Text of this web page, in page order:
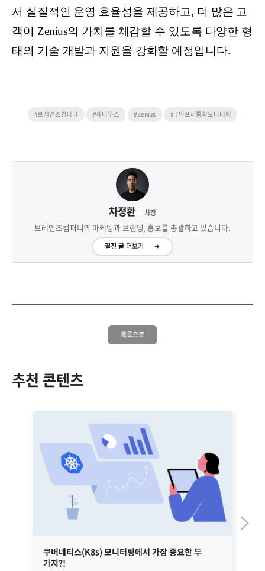
서 실질적인 운영 효율성을 제공하고, 더 많은 고
객이 Zenius의 가치를 체감할 수 있도록 다양한 형
태의 기술 개발과 지원을 강화할 예정입니다.
#브레인즈컴퍼니 #제니우스 #Zenius #IT인프라통합모니터링
차정환 차장
브레인즈컴퍼니의 마케팅과 브랜딩, 홍보를 총괄하고 있습니다.
필진 글 더보기
목록으로
추천 콘텐츠
쿠버네티스(K8s) 모니터링에서 가장 중요한 두
가지?!